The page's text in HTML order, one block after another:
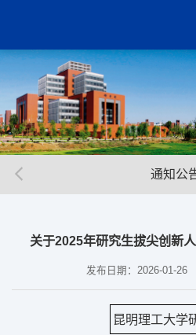
通知公
关于2025年研究生拔尖创新
发布日期：2026-01-26
昆明理工大学